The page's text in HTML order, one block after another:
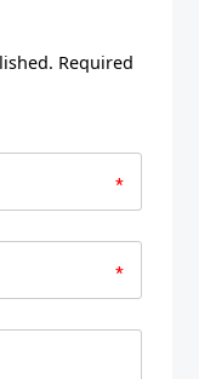
Required
*
*